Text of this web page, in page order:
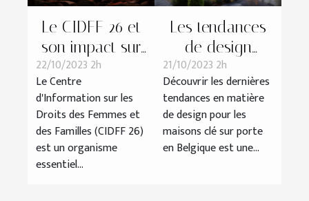
Le CIDFF 26 et
son impact sur
l'économie
locale
22/10/2023 2h
Le Centre
d'Information sur les
Droits des Femmes et
des Familles (CIDFF 26)
est un organisme
essentiel...
Les tendances
de design
actuelles pour
les maisons clé
sur porte en
Belgique
21/10/2023 2h
Découvrir les dernières
tendances en matière
de design pour les
maisons clé sur porte
en Belgique est une...